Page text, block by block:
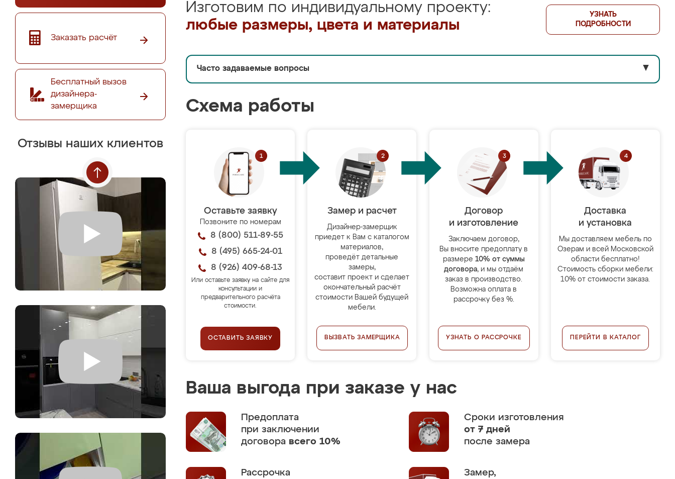
Заказать расчёт
Бесплатный вызов
дизайнера-
замерщика
Отзывы наших клиентов
Изготовим по индивидуальному проекту:
любые размеры, цвета и материалы
УЗНАТЬ
ПОДРОБНОСТИ
Часто задаваемые вопросы ▼
Схема работы
Оставьте заявку
Позвоните по номерам
8 (800) 511-89-55
8 (495) 665-24-01
8 (926) 409-68-13
Или оставьте заявку на сайте для
консультации и
предварительного расчёта
стоимости.
ОСТАВИТЬ ЗАЯВКУ
Замер и расчет
Дизайнер-замерщик
приедет к Вам с каталогом
материалов,
проведёт детальные
замеры,
составит проект и сделает
окончательный расчёт
стоимости Вашей будущей
мебели.
ВЫЗВАТЬ ЗАМЕРЩИКА
Договор
и изготовление
Заключаем договор,
Вы вносите предоплату в
размере 10% от суммы
договора, и мы отдаём
заказ в производство.
Возможна оплата в
рассрочку без %.
УЗНАТЬ О РАССРОЧКЕ
Доставка
и установка
Мы доставляем мебель по
Озерам и всей Московской
области бесплатно!
Стоимость сборки мебели:
10% от стоимости заказа.
ПЕРЕЙТИ В КАТАЛОГ
Ваша выгода при заказе у нас
Предоплата
при заключении
договора всего 10%
Сроки изготовления
от 7 дней
после замера
Рассрочка
Замер,